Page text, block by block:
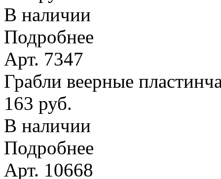
В наличии
Подробнее
Арт. 7347
Грабли веерные
163 руб.
В наличии
Подробнее
Арт. 10668